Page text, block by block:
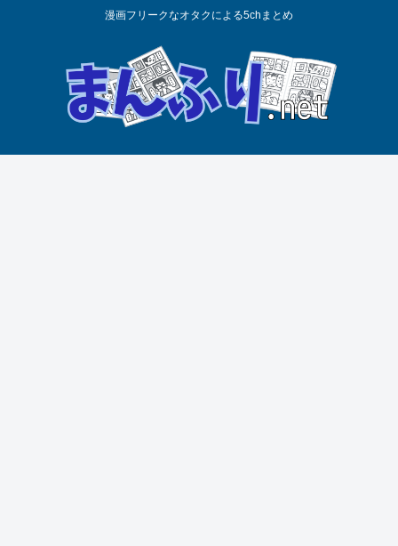
漫画フリークなオタクによる5chまとめ